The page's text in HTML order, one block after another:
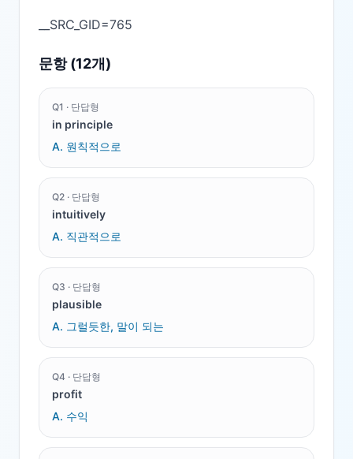
문항 (12개)
Q1 · 단답형
in principle
A. 원칙적으로
Q2 · 단답형
intuitively
A. 직관적으로
Q3 · 단답형
plausible
A. 그럴듯한, 말이 되는
Q4 · 단답형
profit
A. 수익